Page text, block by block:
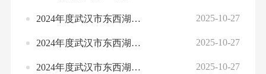
2024年度武汉市东西湖区工业园区泵站管理站部门决算公开 2025-10-27
2024年度武汉市东西湖区刘家台泵站管理站部门决算公开 2025-10-27
2024年度武汉市东西湖区塔尔头泵站部门决算公开 2025-10-27